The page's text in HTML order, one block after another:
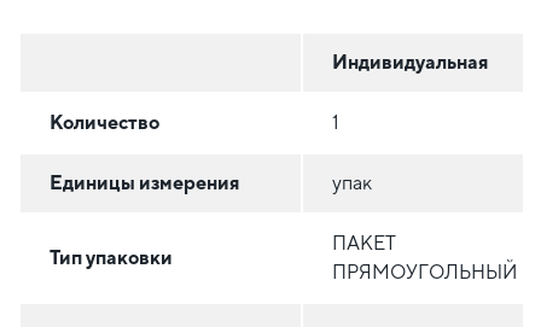
Индивидуальная
Количество 1
Единицы измерения упак
Тип упаковки
ПАКЕТ
ПРЯМОУГОЛЬНЫЙ